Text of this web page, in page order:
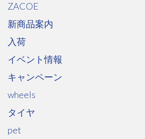
ZACOE
新商品案内
入荷
イベント情報
キャンペーン
wheels
タイヤ
pet